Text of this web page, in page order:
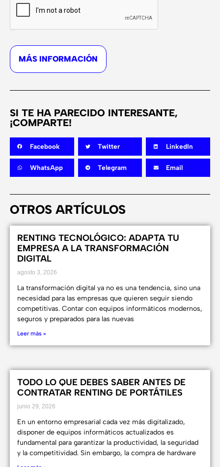
MÁS INFORMACIÓN
SI TE HA PARECIDO INTERESANTE,
¡COMPARTE!
Facebook Twitter LinkedIn
WhatsApp Telegram Email
OTROS ARTÍCULOS
RENTING TECNOLÓGICO: ADAPTA TU
EMPRESA A LA TRANSFORMACIÓN
DIGITAL
agosto 3, 2026
La transformación digital ya no es una tendencia, sino una
necesidad para las empresas que quieren seguir siendo
competitivas. Contar con equipos informáticos modernos,
seguros y preparados para las nuevas
Leer más »
TODO LO QUE DEBES SABER ANTES DE
CONTRATAR RENTING DE PORTÁTILES
junio 29, 2026
En un entorno empresarial cada vez más digitalizado,
disponer de equipos informáticos actualizados es
fundamental para garantizar la productividad, la seguridad
y la competitividad. Sin embargo, la compra de hardware